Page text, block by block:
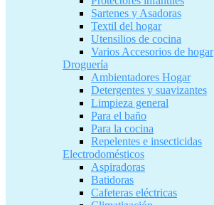
Sartenes y Asadoras
Textil del hogar
Utensilios de cocina
Varios Accesorios de hogar
Droguería
Ambientadores Hogar
Detergentes y suavizantes
Limpieza general
Para el baño
Para la cocina
Repelentes e insecticidas
Electrodomésticos
Aspiradoras
Batidoras
Cafeteras eléctricas